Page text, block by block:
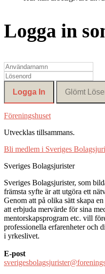
Logga in
Föreningshuset
Utvecklas tillsammans.
Bli medlem i Sveriges
Sveriges Bolagsjurister
Sveriges Bolagsjurister, som
främsta syfte är att utgöra ett
Genom att på olika sätt skapa
att erbjuda mervärde för sina
mentorskapsprogram etc. vill
professionella erfarenheter och
i yrkeslivet.
E-post